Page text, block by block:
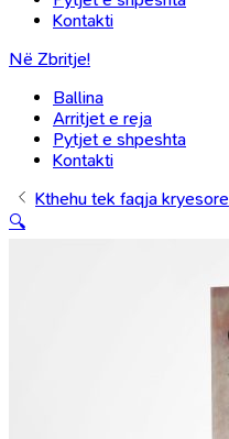
Kontakti
Në Zbritje!
Ballina
Arritjet e reja
Pytjet e shpeshta
Kontakti
Kthehu tek faqja kryesore
🔍